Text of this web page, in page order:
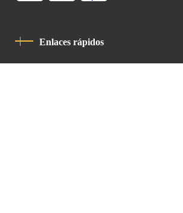
Enlaces rápidos